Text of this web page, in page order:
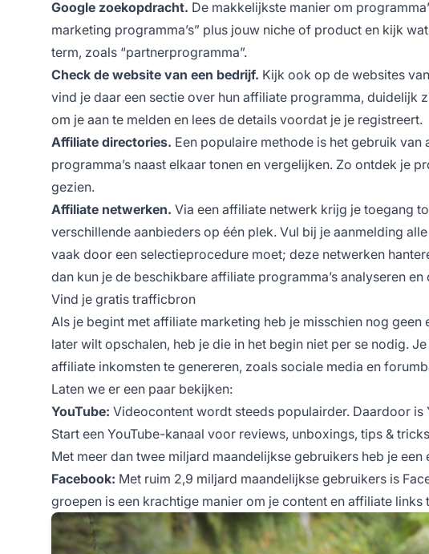
Google zoekopdracht. De makkelijkste manier om
marketing programma’s” plus jouw niche of product en kijk
term, zoals “partnerprogramma”.
Check de website van een bedrijf. Kijk ook op de websites
vind je daar een sectie over hun affiliate programma,
om je aan te melden en lees de details voordat je je registreert.
Affiliate directories. Een populaire methode is het gebruik van
programma’s naast elkaar tonen en vergelijken. Zo ontdek je
gezien.
Affiliate netwerken. Via een affiliate netwerk krijg je toegang
verschillende aanbieders op één plek. Vul bij je aanmelding
vaak door een selectieprocedure moet; deze netwerken
dan kun je de beschikbare affiliate programma’s analyseren
Vind je gratis trafficbron
Als je begint met affiliate marketing heb je misschien nog geen
later wilt opschalen, heb je die in het begin niet per se nodig.
affiliate inkomsten te genereren, zoals sociale media en
Laten we er een paar bekijken:
YouTube: Videocontent wordt steeds populairder. Daardoor
Start een YouTube-kanaal voor reviews, unboxings, tips &
Met meer dan twee miljard maandelijkse gebruikers heb je een
Facebook: Met ruim 2,9 miljard maandelijkse gebruikers is
groepen is een krachtige manier om je content en affiliate links